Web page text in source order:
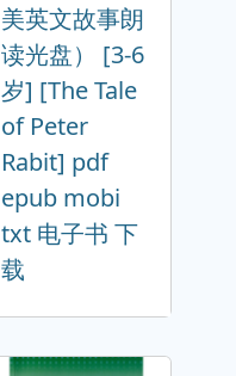
美英文故事朗
读光盘） [3-6
岁] [The Tale
of Peter
Rabit] pdf
epub mobi
txt 电子书 下
载